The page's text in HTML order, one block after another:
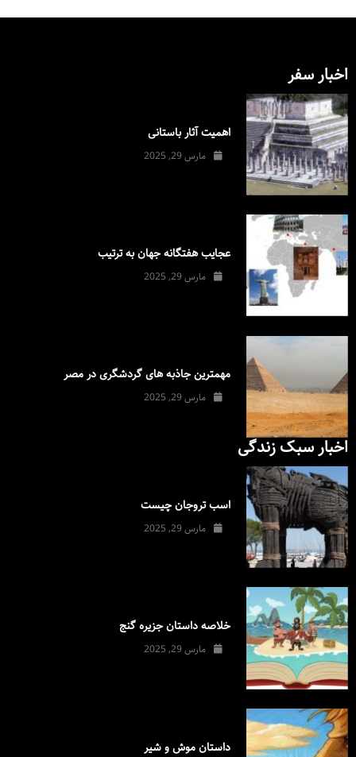
اخبار سفر
اهمیت آثار باستانی
مارس 29, 2025
عجایب هفتگانه جهان به ترتیب
مارس 29, 2025
مهمترین جاذبه های گردشگری در مصر
مارس 29, 2025
اخبار سبک زندگی
اسب تروجان چیست
مارس 29, 2025
خلاصه داستان جزیره گنج
مارس 29, 2025
داستان موش و شیر